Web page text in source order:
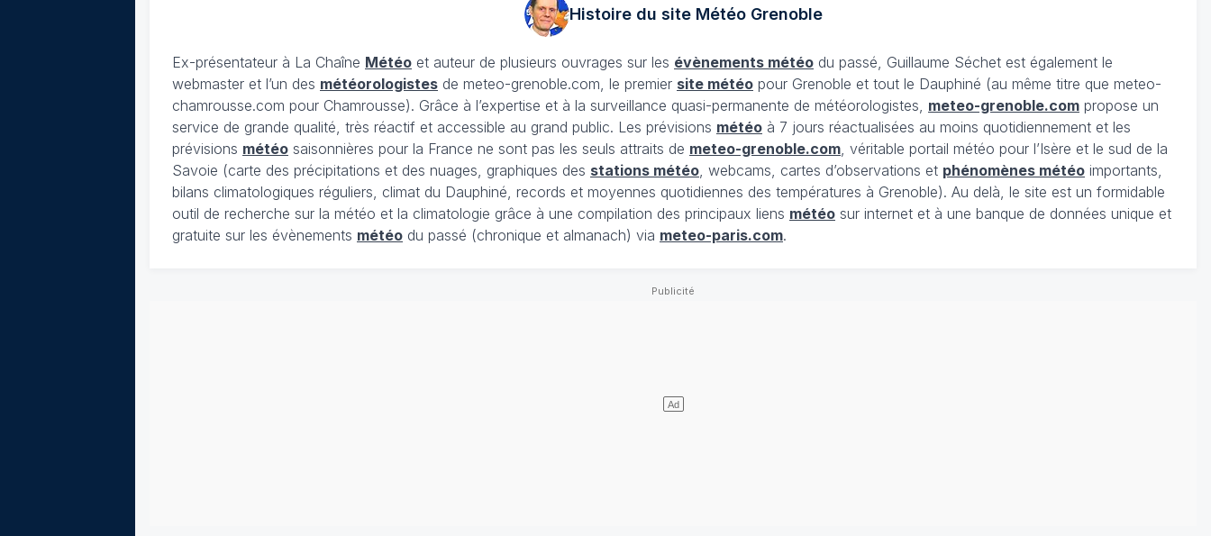
Histoire du site MétéoGrenoble
Ex-présentateur à La Chaîne Météo et auteur de plusieurs ouvrages sur les évènements météo du passé, Guillaume Séchet est également le
webmaster et l’un des météorologistes de meteo-grenoble.com, le premier site météo pour Grenoble et tout le Dauphiné (au même titre que meteo-
chamrousse.com pour Chamrousse). Grâce à l’expertise et à la surveillance quasi-permanente de météorologistes, meteo-grenoble.com propose un
service de grande qualité, très réactif et accessible au grand public. Les prévisions météo à 7 jours réactualisées au moins quotidiennement et les
prévisions météo saisonnières pour la France ne sont pas les seuls attraits de meteo-grenoble.com , véritable portail météo pour l’Isère et le sud de la
Savoie (carte des précipitations et des nuages, graphiques des stations météo , webcams, cartes d’observations et phénomènes météo importants,
bilans climatologiques réguliers, climat du Dauphiné, records et moyennes quotidiennes des températures à Grenoble). Au delà, le site est un formidable
outil de recherche sur la météo et la climatologie grâce à une compilation des principaux liens météo sur internet et à une banque de données unique et
gratuite sur les évènements météo du passé (chronique et almanach) via meteo-paris.com.